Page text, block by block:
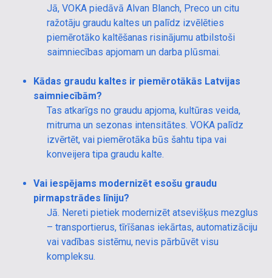
Jā, VOKA piedāvā Alvan Blanch, Preco un citu
ražotāju graudu kaltes un palīdz izvēlēties
piemērotāko kaltēšanas risinājumu atbilstoši
saimniecības apjomam un darba plūsmai.
Kādas graudu kaltes ir piemērotākās Latvijas
saimniecībām?
Tas atkarīgs no graudu apjoma, kultūras veida,
mitruma un sezonas intensitātes. VOKA palīdz
izvērtēt, vai piemērotāka būs šahtu tipa vai
konveijera tipa graudu kalte.
Vai iespējams modernizēt esošu graudu
pirmapstrādes līniju?
Jā. Nereti pietiek modernizēt atsevišķus mezglus
– transportierus, tīrīšanas iekārtas, automatizāciju
vai vadības sistēmu, nevis pārbūvēt visu
kompleksu.